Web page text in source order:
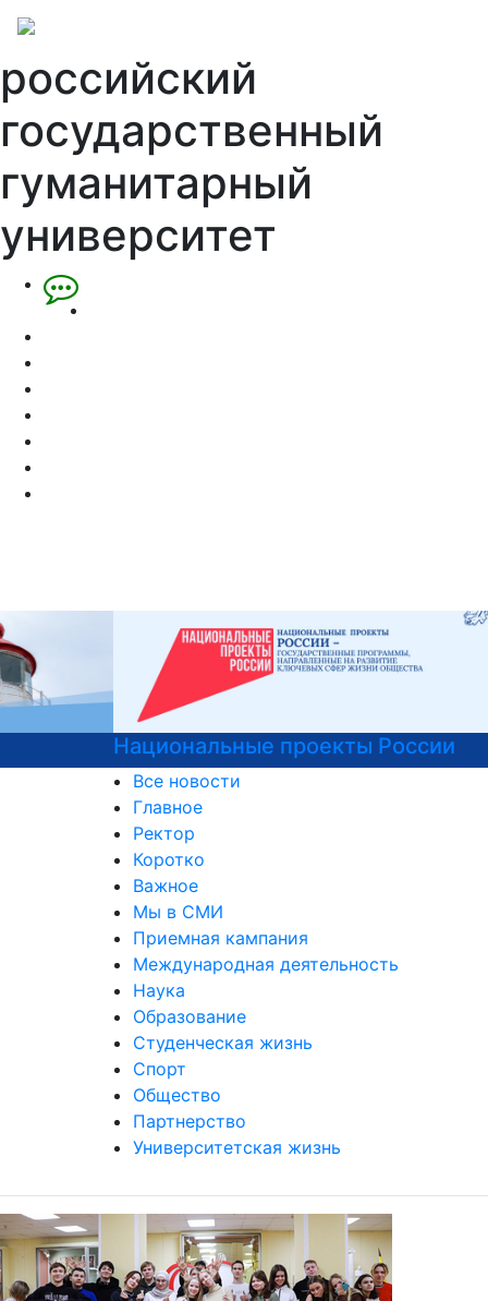
российский
государственный
гуманитарный
университет
Национальные проекты России
Все новости
Главное
Ректор
Коротко
Важное
Мы в СМИ
Приемная кампания
Международная деятельность
Наука
Образование
Студенческая жизнь
Спорт
Общество
Партнерство
Университетская жизнь